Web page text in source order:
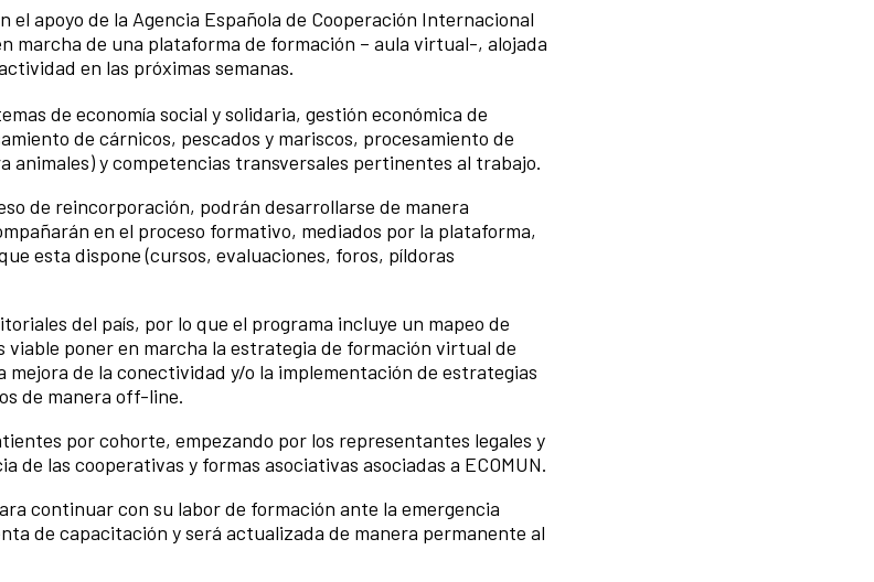
apoyo de la Agencia Española de Cooperación Internacional
marcha de una plataforma de formación – aula virtual-, alojada
en las próximas semanas.
de economía social y solidaria, gestión económica de
de cárnicos, pescados y mariscos, procesamiento de
y competencias transversales pertinentes al trabajo.
de reincorporación, podrán desarrollarse de manera
en el proceso formativo, mediados por la plataforma,
esta dispone (cursos, evaluaciones, foros, píldoras
del país, por lo que el programa incluye un mapeo de
poner en marcha la estrategia de formación virtual de
de la conectividad y/o la implementación de estrategias
de manera off-line.
por cohorte, empezando por los representantes legales y
las cooperativas y formas asociativas asociadas a ECOMUN.
continuar con su labor de formación ante la emergencia
de capacitación y será actualizada de manera permanente al